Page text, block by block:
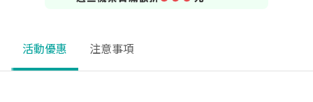
活動優惠 注意事項